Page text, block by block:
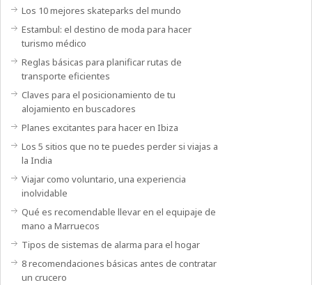
Los 10 mejores skateparks del mundo
Estambul: el destino de moda para hacer
turismo médico
Reglas básicas para planificar rutas de
transporte eficientes
Claves para el posicionamiento de tu
alojamiento en buscadores
Planes excitantes para hacer en Ibiza
Los 5 sitios que no te puedes perder si viajas a
la India
Viajar como voluntario, una experiencia
inolvidable
Qué es recomendable llevar en el equipaje de
mano a Marruecos
Tipos de sistemas de alarma para el hogar
8 recomendaciones básicas antes de contratar
un crucero